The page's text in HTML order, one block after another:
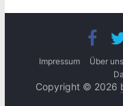
Impressum Über uns
Copyright © 2026